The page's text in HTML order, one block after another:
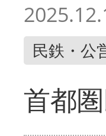
民鉄・公
首都